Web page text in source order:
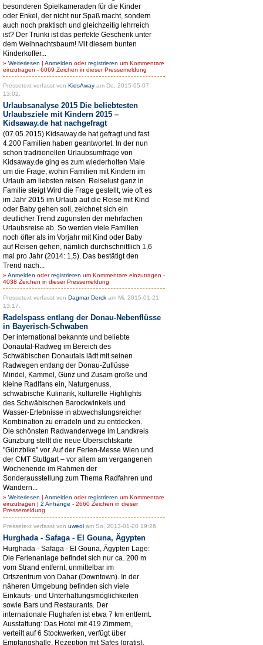
besonderen Spielkameraden für die Kinder
oder Enkel, der nicht nur Spaß macht, sondern
auch noch praktisch und gleichzeitig lehrreich
ist? Der Trunki ist das perfekte Geschenk unter
dem Weihnachtsbaum! Mit diesem bunten
Kinderkoffer...
» Weiterlesen | Anmelden oderregistrieren um Kommentare
einzutragen - 6069 Zeichen in dieser Pressemeldung
Pressetext verfasst von KidsAway am Do, 2015-05-07
13:02.
Urlaubsanalyse 2015 Die beliebtesten
Urlaubsziele mit Kindern 2015 –
Kidsaway.de hat nachgefragt
(07.05.2015) Kidsaway.de hat gefragt und fast
4.200 Familien haben geantwortet. In der nun
schon traditionellen Urlaubsumfrage von
Kidsaway.de ging es zum wiederholten Male
um die Frage, wohin Familien mit Kindern im
Urlaub am liebsten reisen. Reiselust ganz in
Familie steigt Wird die Frage gestellt, wie oft es
im Jahr 2015 im Urlaub auf die Reise mit Kind
oder Baby gehen soll, zeichnet sich ein
deutlicher Trend zugunsten der mehrfachen
Urlaubsreise ab. So werden viele Familien
noch öfter als im Vorjahr mit Kind oder Baby
auf Reisen gehen, nämlich durchschnittlich 1,6
mal pro Jahr (2014: 1,5). Das bestätigt den
Trend nach...
» Anmelden oderregistrieren um Kommentare einzutragen -
4038 Zeichen in dieser Pressemeldung
Pressetext verfasst von Dagmar Derck am Mi, 2015-01-21
13:17.
Radelspass entlang der Donau-Nebenflüsse
in Bayerisch-Schwaben
Der international bekannte und beliebte
Donautal-Radweg im Bereich des
Schwäbischen Donautals lädt mit seinen
Radwegen entlang der Donau-Zuflüsse
Mindel, Kammel, Günz und Zusam große und
kleine Radlfans ein, Naturgenuss,
schwäbische Kulinarik, kulturelle Highlights
des Schwäbischen Barockwinkels und
Wasser-Erlebnisse in abwechslungsreicher
Kombination zu erradeln und zu entdecken.
Die schönsten Radwanderwege im Landkreis
Günzburg stellt die neue Übersichtskarte
"Günzbike" vor. Auf der Ferien-Messe Wien und
der CMT Stuttgart – vor allem am vergangenen
Wochenende im Rahmen der
Sonderausstellung zum Thema Radfahren und
Wandern...
» Weiterlesen | Anmelden oderregistrieren um Kommentare
einzutragen | 2 Anhänge - 2660 Zeichen in dieser
Pressemeldung
Pressetext verfasst von uweol am So, 2013-01-20 19:26.
Hurghada - Safaga - El Gouna, Ägypten
Hurghada - Safaga - El Gouna, Ägypten Lage:
Die Ferienanlage befindet sich nur ca. 200 m
vom Strand entfernt, unmittelbar im
Ortszentrum von Dahar (Downtown). In der
näheren Umgebung befinden sich viele
Einkaufs- und Unterhaltungsmöglichkeiten
sowie Bars und Restaurants. Der
internationale Flughafen ist etwa 7 km entfernt.
Ausstattung: Das Hotel mit 419 Zimmern,
verteilt auf 6 Stockwerken, verfügt über
Empfangshalle, Rezeption mit Safes (gratis),